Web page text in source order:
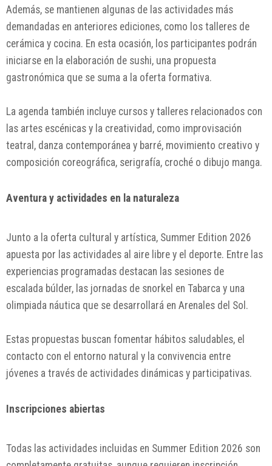
Además, se mantienen algunas de las actividades más
demandadas en anteriores ediciones, como los talleres de
cerámica y cocina. En esta ocasión, los participantes podrán
iniciarse en la elaboración de sushi, una propuesta
gastronómica que se suma a la oferta formativa.
La agenda también incluye cursos y talleres relacionados con
las artes escénicas y la creatividad, como improvisación
teatral, danza contemporánea y barré, movimiento creativo y
composición coreográfica, serigrafía, croché o dibujo manga.
Aventura y actividades en la naturaleza
Junto a la oferta cultural y artística, Summer Edition 2026
apuesta por las actividades al aire libre y el deporte. Entre las
experiencias programadas destacan las sesiones de
escalada búlder, las jornadas de snorkel en Tabarca y una
olimpiada náutica que se desarrollará en Arenales del Sol.
Estas propuestas buscan fomentar hábitos saludables, el
contacto con el entorno natural y la convivencia entre
jóvenes a través de actividades dinámicas y participativas.
Inscripciones abiertas
Todas las actividades incluidas en Summer Edition 2026 son